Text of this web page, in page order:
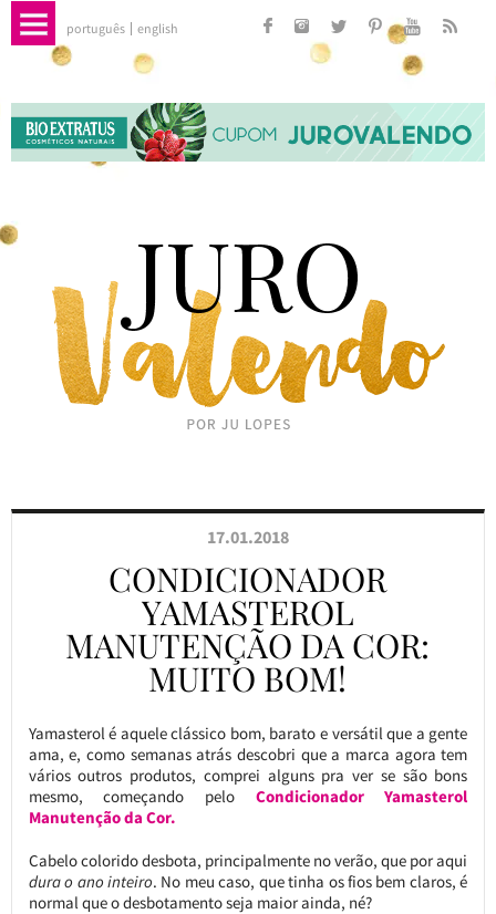
português english
17.01.2018
CONDICIONADOR
YAMASTEROL
MANUTENÇÃO DA COR:
MUITO BOM!
Yamasterol é aquele clássico bom, barato e versátil que a gente
ama, e, como semanas atrás descobri que a marca agora tem
vários outros produtos, comprei alguns pra ver se são bons
mesmo, começando pelo Condicionador Yamasterol
Manutenção da Cor.
Cabelo colorido desbota, principalmente no verão, que por aqui
dura o ano inteiro. No meu caso, que tinha os fios bem claros, é
normal que o desbotamento seja maior ainda, né?